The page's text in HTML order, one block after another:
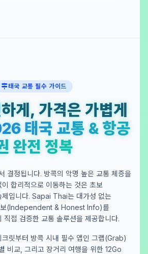
태국 교통 필수 가이드
게, 가격은 가볍게
태국 교통 & 항공
완전 정복
결정됩니다. 방콕의 악명 높은 교통 체증을
합리적으로 이동하는 것은 초보
제입니다. Sapai Thai는 대가성 없는
보(Independent & Honest Info)를
직접 검증한 교통 솔루션을 제공합니다.
릿부터 방콕 시내 필수 앱인 그랩(Grab)
비교, 그리고 장거리 여행을 위한 12Go